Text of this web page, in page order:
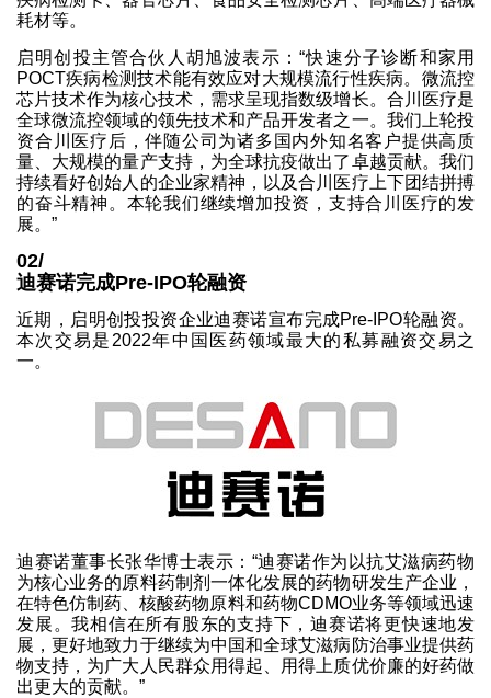
耗材等。
启明创投主管合伙人胡旭波表示：“快速分子诊断和家用
POCT疾病检测技术能有效应对大规模流行性疾病。微流控
芯片技术作为核心技术，需求呈现指数级增长。合川医疗是
全球微流控领域的领先技术和产品开发者之一。我们上轮投
资合川医疗后，伴随公司为诸多国内外知名客户提供高质
量、大规模的量产支持，为全球抗疫做出了卓越贡献。我们
持续看好创始人的企业家精神，以及合川医疗上下团结拼搏
的奋斗精神。本轮我们继续增加投资，支持合川医疗的发
展。”
02/
迪赛诺完成Pre-IPO轮融资
近期，启明创投投资企业迪赛诺宣布完成Pre-IPO轮融资。
本次交易是2022年中国医药领域最大的私募融资交易之
一。
迪赛诺董事长张华博士表示：“迪赛诺作为以抗艾滋病药物
为核心业务的原料药制剂一体化发展的药物研发生产企业，
在特色仿制药、核酸药物原料和药物CDMO业务等领域迅速
发展。我相信在所有股东的支持下，迪赛诺将更快速地发
展，更好地致力于继续为中国和全球艾滋病防治事业提供药
物支持，为广大人民群众用得起、用得上质优价廉的好药做
出更大的贡献。”